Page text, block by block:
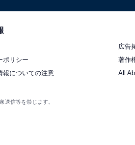
広告
ポリシー
著作
報についての注意
All
送信等を禁じます。